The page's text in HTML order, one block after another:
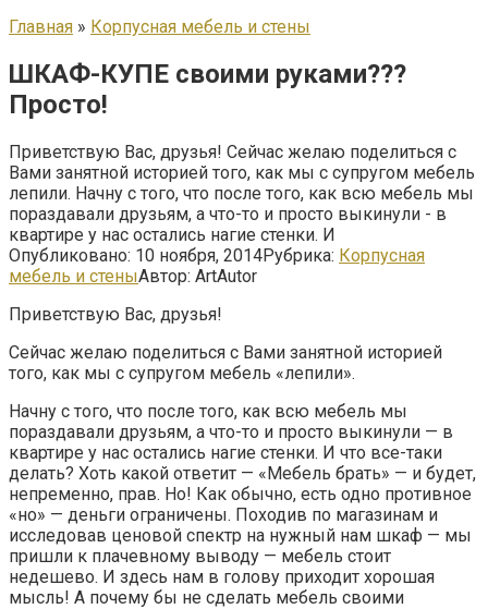
Главная » Корпусная мебель и стены
ШКАФ-КУПЕ своими руками???
Просто!
Приветствую Вас, друзья! Сейчас желаю поделиться с
Вами занятной историей того, как мы с супругом мебель
лепили. Начну с того, что после того, как всю мебель мы
пораздавали друзьям, а что-то и просто выкинули - в
квартире у нас остались нагие стенки. И
Опубликовано: 10 ноября, 2014Рубрика: Корпусная
мебель и стеныАвтор: ArtAutor
Приветствую Вас, друзья!
Сейчас желаю поделиться с Вами занятной историей
того, как мы с супругом мебель «лепили».
Начну с того, что после того, как всю мебель мы
пораздавали друзьям, а что-то и просто выкинули — в
квартире у нас остались нагие стенки. И что все-таки
делать? Хоть какой ответит — «Мебель брать» — и будет,
непременно, прав. Но! Как обычно, есть одно противное
«но» — деньги ограничены. Походив по магазинам и
исследовав ценовой спектр на нужный нам шкаф — мы
пришли к плачевному выводу — мебель стоит
недешево. И здесь нам в голову приходит хорошая
мысль! А почему бы не сделать мебель своими